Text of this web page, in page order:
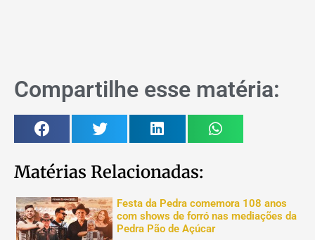
Compartilhe esse matéria:
Matérias Relacionadas:
Festa da Pedra comemora 108 anos
com shows de forró nas mediações da
Pedra Pão de Açúcar